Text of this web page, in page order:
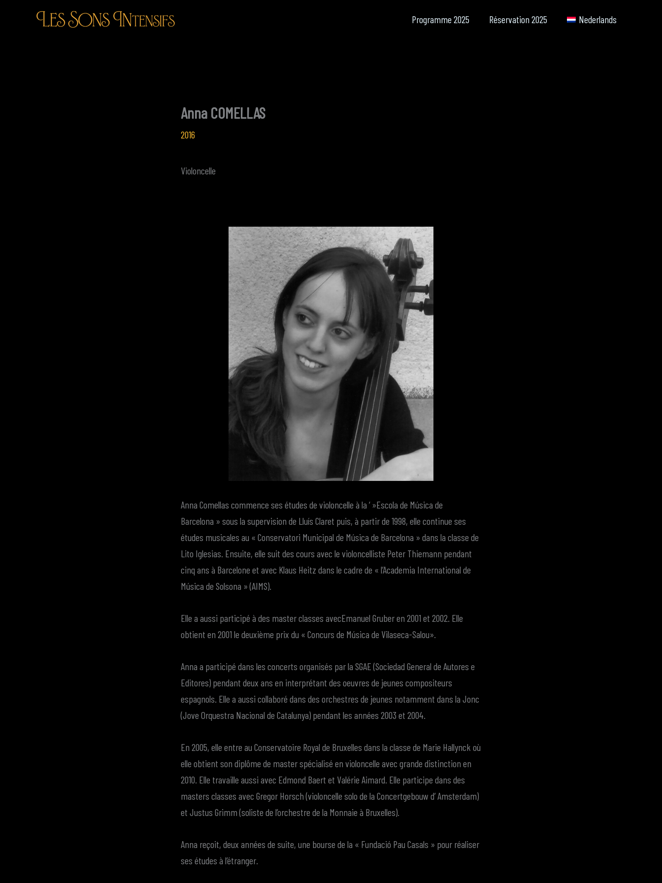
Programme 2025 Réservation 2025 Nederlands
Anna COMELLAS
2016
Violoncelle
Anna Comellas commence ses études de violoncelle à la ‘ »Escola de Música de
Barcelona » sous la supervision de Lluís Claret puis, à partir de 1998, elle continue ses
études musicales au « Conservatori Municipal de Música de Barcelona » dans la classe de
Lito Iglesias. Ensuite, elle suit des cours avec le violoncelliste Peter Thiemann pendant
cinq ans à Barcelone et avec Klaus Heitz dans le cadre de « l’Academia International de
Música de Solsona » (AIMS).
Elle a aussi participé à des master classes avecEmanuel Gruber en 2001 et 2002. Elle
obtient en 2001 le deuxième prix du « Concurs de Música de Vilaseca-Salou».
Anna a participé dans les concerts organisés par la SGAE (Sociedad General de Autores e
Editores) pendant deux ans en interprétant des oeuvres de jeunes compositeurs
espagnols. Elle a aussi collaboré dans des orchestres de jeunes notamment dans la Jonc
(Jove Orquestra Nacional de Catalunya) pendant les années 2003 et 2004.
En 2005, elle entre au Conservatoire Royal de Bruxelles dans la classe de Marie Hallynck où
elle obtient son diplôme de master spécialisé en violoncelle avec grande distinction en
2010. Elle travaille aussi avec Edmond Baert et Valérie Aimard. Elle participe dans des
masters classes avec Gregor Horsch (violoncelle solo de la Concertgebouw d’ Amsterdam)
et Justus Grimm (soliste de l’orchestre de la Monnaie à Bruxelles).
Anna reçoit, deux années de suite, une bourse de la « Fundació Pau Casals » pour réaliser
ses études à l’étranger.